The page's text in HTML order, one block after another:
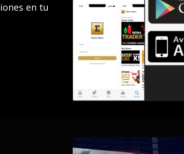
en tu